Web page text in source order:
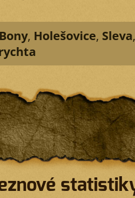
, Holešovice, Sleva